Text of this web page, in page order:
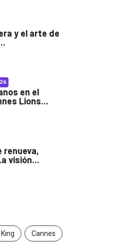
y el arte de
en el
Lions...
renueva,
visión...
Cannes